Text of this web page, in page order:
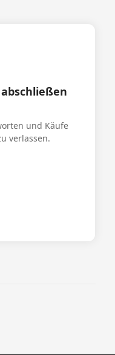
und Käufe
verlassen.